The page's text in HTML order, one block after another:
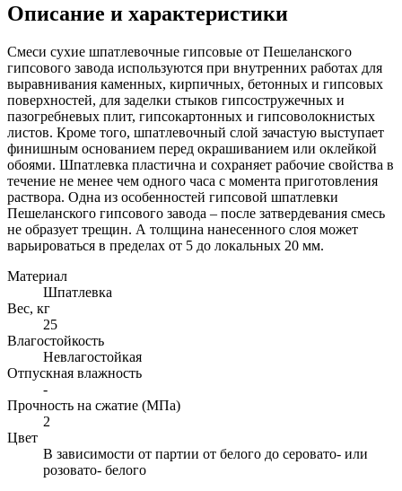
Описание и характеристики
Смеси сухие шпатлевочные гипсовые от Пешеланского
гипсового завода используются при внутренних работах для
выравнивания каменных, кирпичных, бетонных и гипсовых
поверхностей, для заделки стыков гипсостружечных и
пазогребневых плит, гипсокартонных и гипсоволокнистых
листов. Кроме того, шпатлевочный слой зачастую выступает
финишным основанием перед окрашиванием или оклейкой
обоями. Шпатлевка пластична и сохраняет рабочие свойства в
течение не менее чем одного часа с момента приготовления
раствора. Одна из особенностей гипсовой шпатлевки
Пешеланского гипсового завода – после затвердевания смесь
не образует трещин. А толщина нанесенного слоя может
варьироваться в пределах от 5 до локальных 20 мм.
Материал
Шпатлевка
Вес, кг
25
Влагостойкость
Невлагостойкая
Отпускная влажность
-
Прочность на сжатие (МПа)
2
Цвет
В зависимости от партии от белого до серовато- или
розовато- белого